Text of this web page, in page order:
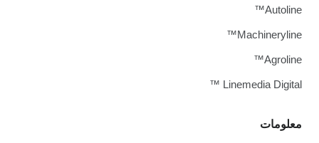
معلومات
Autoline™
Machineryline™
Agroline™
Linemedia Digital ™